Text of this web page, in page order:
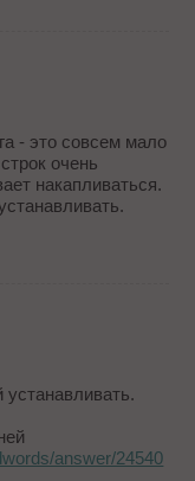
- это совсем мало
очень
накапливаться.
answer/24540